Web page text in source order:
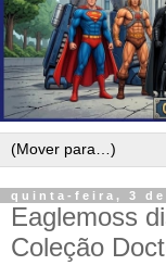
quinta-feira, 3 de
Eaglemoss
Coleção